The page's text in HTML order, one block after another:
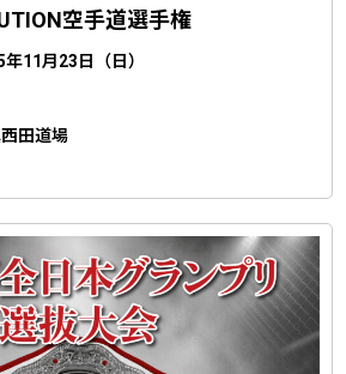
空手道選手権
年11月23日（日）
田道場